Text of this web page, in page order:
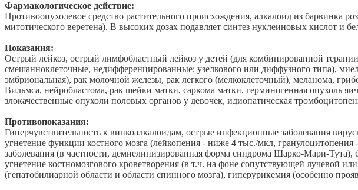
Фармакологическое действие:
Противоопухолевое средство растительного происхождения, алкалоид из барвинка
митотического веретена). В высоких дозах подавляет синтез нуклеиновых кислот и
Показания:
Острый лейкоз, острый лимфобластный лейкоз у детей (для комбинированной
смешанноклеточные, недифференцированные; узелкового или диффузного типа),
эмбриональная), рак молочной железы, рак легкого (мелкоклеточный), меланома,
Вильмса, нейробластома, рак шейки матки, саркома матки, герминогенная опухоль
злокачественные опухоли половых органов у девочек, идиопатическая
Противопоказания:
Гиперчувствительность к винкоалкалоидам, острые инфекционные заболевания
угнетение функции костного мозга (лейкопения - ниже 4 тыс./мкл,
заболевания (в частности, демиелинизированная форма синдрома Шарко-Мари-
угнетение костномозгового кроветворения (в т.ч. на фоне сопутствующей лучевой
(гепатобилиарной области и области спинного мозга), гиперурикемия (особенно